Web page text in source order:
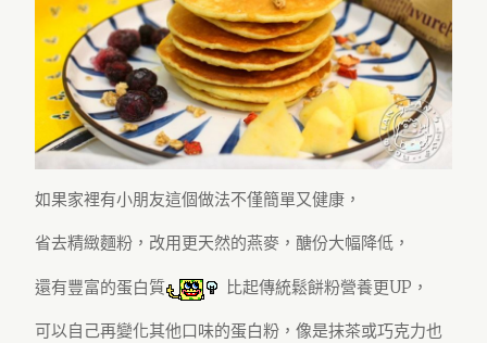
如果家裡有小朋友這個做法不僅簡單又健康，
省去精緻麵粉，改用更天然的燕麥，醣份大幅降低，
還有豐富的蛋白質 比起傳統鬆餅粉營養更UP，
可以自己再變化其他口味的蛋白粉，像是抹茶或巧克力也